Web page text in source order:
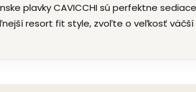
plavky CAVICCHI sú perfektne
resort fit style, zvoľte o veľkosť väčší